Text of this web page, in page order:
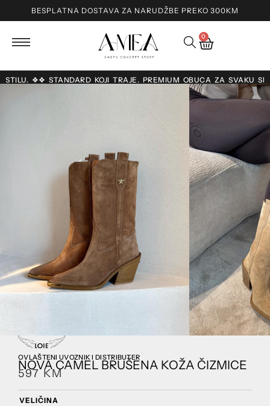
BESPLATNA DOSTAVA ZA NARUDŽBE PREKO 300KM
0
❖❖ STANDARD KOJI TRAJE. PREMIUM OBUĆA ZA SVAKU
OVLAŠTENI UVOZNIK I DISTRIBUTER
NOVA CAMEL BRUŠENA KOŽA ČIZMICE
597KM
VELIČINA